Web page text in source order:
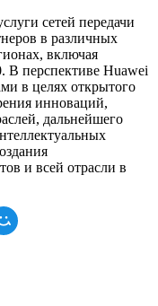
сетей передачи
в различных
включая
В перспективе Huawei
в целях открытого
инноваций,
дальнейшего
и всей отрасли в